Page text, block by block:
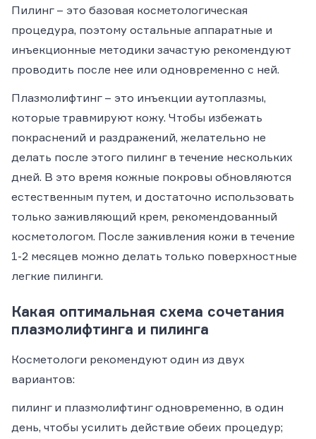
Пилинг – это базовая косметологическая
процедура, поэтому остальные аппаратные и
инъекционные методики зачастую рекомендуют
проводить после нее или одновременно с ней.
Плазмолифтинг – это инъекции аутоплазмы,
которые травмируют кожу. Чтобы избежать
покраснений и раздражений, желательно не
делать после этого пилинг в течение нескольких
дней. В это время кожные покровы обновляются
естественным путем, и достаточно использовать
только заживляющий крем, рекомендованный
косметологом. После заживления кожи в течение
1-2 месяцев можно делать только поверхностные
легкие пилинги.
Какая оптимальная схема сочетания
плазмолифтинга и пилинга
Косметологи рекомендуют один из двух
вариантов:
пилинг и плазмолифтинг одновременно, в один
день, чтобы усилить действие обеих процедур;